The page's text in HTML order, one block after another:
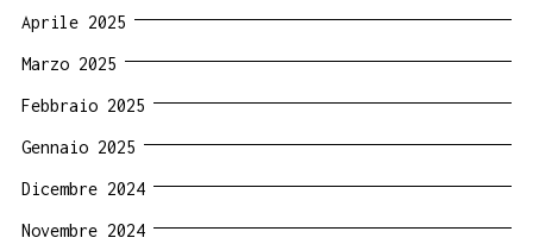
Aprile 2025
Marzo 2025
Febbraio 2025
Gennaio 2025
Dicembre 2024
Novembre 2024